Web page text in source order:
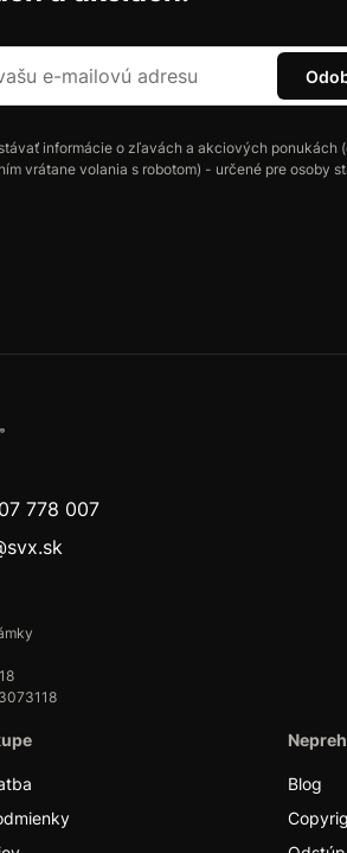
informácie o zľavách a akciových ponukách
vrátane volania s robotom) - určené pre osoby
778 007
Blog